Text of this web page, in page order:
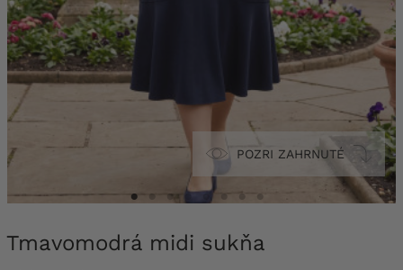
POZRI ZAHRNUTÉ
Tmavomodrá midi sukňa